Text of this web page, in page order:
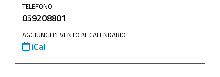
del-
mercato-
suinicolo-
europeo
Incontro
TELEFONO
059208801
AGGIUNGI L'EVENTO AL CALENDARIO
iCal